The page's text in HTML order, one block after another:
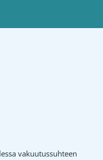
vakuutussuhteen